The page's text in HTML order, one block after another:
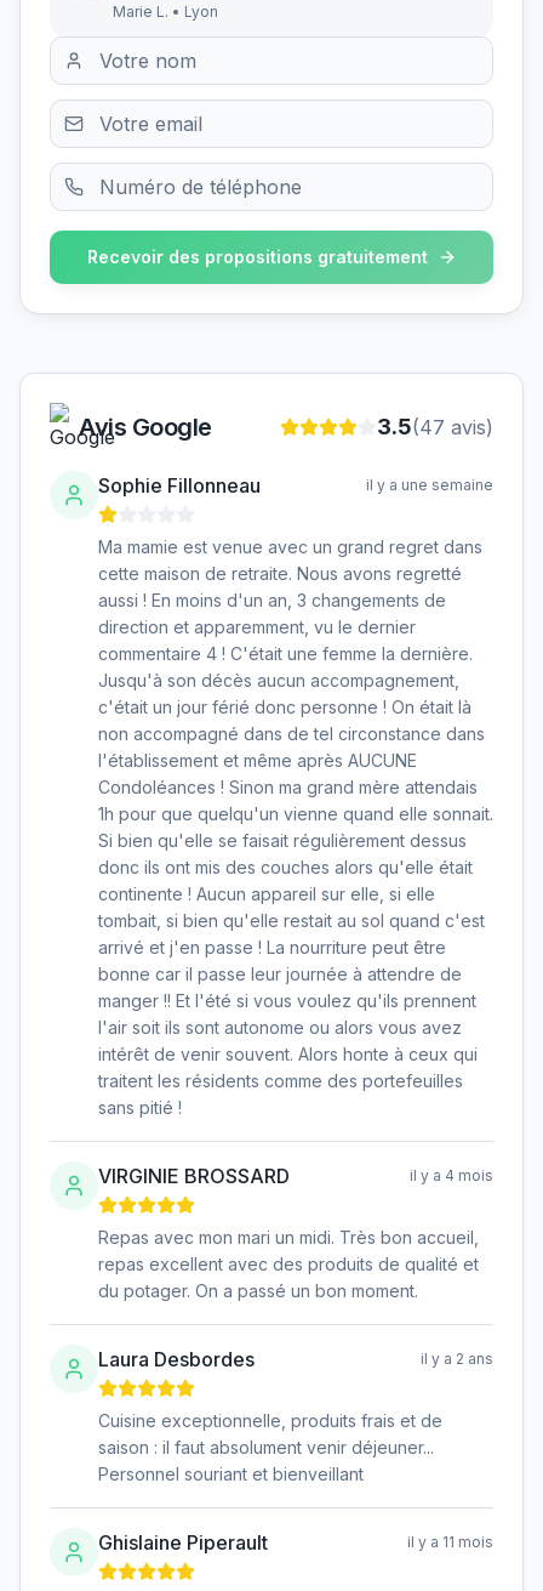
Marie L. • Lyon
Recevoir des propositions gratuitement
Avis Google 3.5(47 avis)
Sophie Fillonneau il y a une semaine
Ma mamie est venue avec un grand regret dans
cette maison de retraite. Nous avons regretté
aussi ! En moins d'un an, 3 changements de
direction et apparemment, vu le dernier
commentaire 4 ! C'était une femme la dernière.
Jusqu'à son décès aucun accompagnement,
c'était un jour férié donc personne ! On était là
non accompagné dans de tel circonstance dans
l'établissement et même après AUCUNE
Condoléances ! Sinon ma grand mère attendais
1h pour que quelqu'un vienne quand elle sonnait.
Si bien qu'elle se faisait régulièrement dessus
donc ils ont mis des couches alors qu'elle était
continente ! Aucun appareil sur elle, si elle
tombait, si bien qu'elle restait au sol quand c'est
arrivé et j'en passe ! La nourriture peut être
bonne car il passe leur journée à attendre de
manger !! Et l'été si vous voulez qu'ils prennent
l'air soit ils sont autonome ou alors vous avez
intérêt de venir souvent. Alors honte à ceux qui
traitent les résidents comme des portefeuilles
sans pitié !
VIRGINIE BROSSARD il y a 4 mois
Repas avec mon mari un midi. Très bon accueil,
repas excellent avec des produits de qualité et
du potager. On a passé un bon moment.
Laura Desbordes il y a 2 ans
Cuisine exceptionnelle, produits frais et de
saison : il faut absolument venir déjeuner...
Personnel souriant et bienveillant
Ghislaine Piperault il y a 11 mois